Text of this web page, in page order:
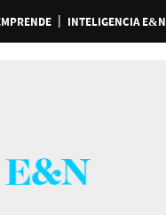
INTELIGENCIA E&N